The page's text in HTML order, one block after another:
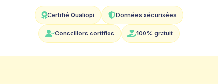
Certifié Qualiopi Données sécurisées
Conseillers certifiés 100% gratuit